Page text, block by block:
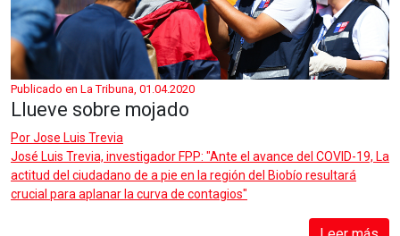
Publicado en La Tribuna, 01.04.2020
Llueve sobre mojado
PorJose Luis Trevia
José Luis Trevia, investigador FPP: "Ante el avance del COVID-19, La
actitud del ciudadano de a pie en la región del Biobío resultará
crucial para aplanar la curva de contagios"